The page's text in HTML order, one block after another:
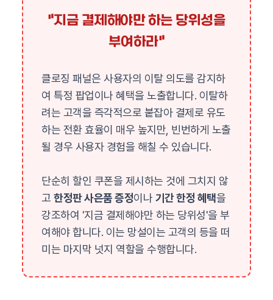
"지금 결제해야만 하는 당위성을
부여하라"
클로징 패널은 사용자의 이탈 의도를 감지하
여 특정 팝업이나 혜택을 노출합니다. 이탈하
려는 고객을 즉각적으로 붙잡아 결제로 유도
하는 전환 효율이 매우 높지만, 빈번하게 노출
될 경우 사용자 경험을 해칠 수 있습니다.
단순히 할인 쿠폰을 제시하는 것에 그치지 않
고 한정판 사은품 증정이나 기간 한정 혜택을
강조하여 '지금 결제해야만 하는 당위성'을 부
여해야 합니다. 이는 망설이는 고객의 등을 떠
미는 마지막 넛지 역할을 수행합니다.